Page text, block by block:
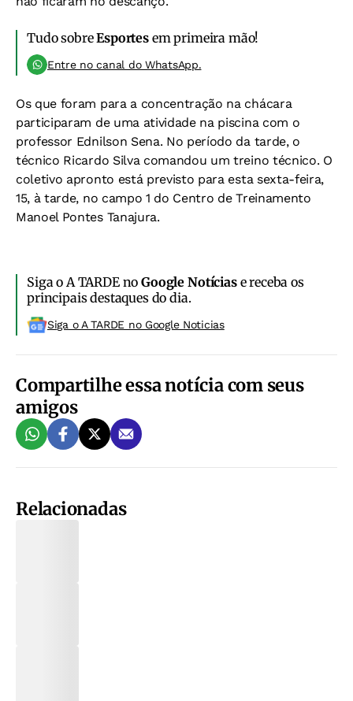
Tudo sobreEsportesem primeira mão!
Entre no canal do WhatsApp.
Os que foram para a concentração na chácara
participaram de uma atividade na piscina com o
professor Ednilson Sena. No período da tarde, o
técnico Ricardo Silva comandou um treino técnico. O
coletivo apronto está previsto para esta sexta-feira,
15, à tarde, no campo 1 do Centro de Treinamento
Manoel Pontes Tanajura.
Siga o A TARDE noGoogle Notíciase receba os
principais destaques do dia.
Siga o A TARDE no Google Noticias
Compartilhe essa notícia com seus
amigos
Relacionadas